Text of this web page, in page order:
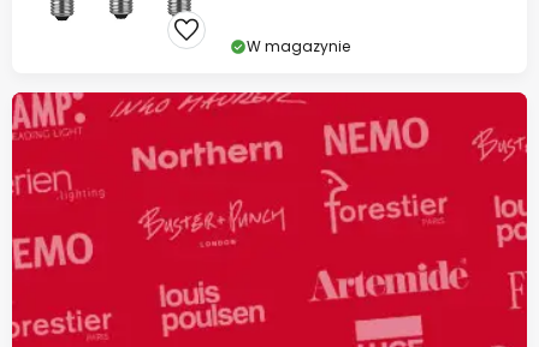
W magazynie